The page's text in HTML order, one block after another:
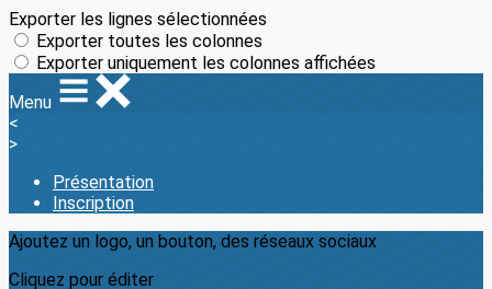
Exporter les lignes sélectionnées
Exporter toutes les colonnes
Exporter uniquement les colonnes affichées
Menu
<
>
Présentation
Inscription
Ajoutez un logo, un bouton, des réseaux sociaux
Cliquez pour éditer